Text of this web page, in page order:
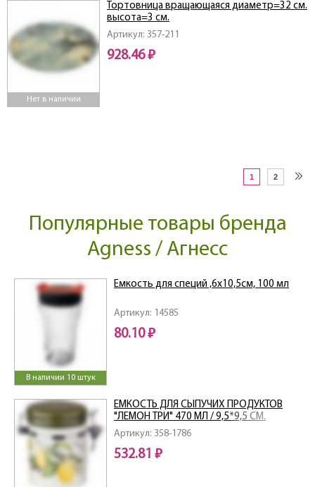
Нет в наличии
Артикул: 357-211
Тортовница вращающаяся диаметр=32 см.
высота=3 см.
928.46 ₽
1 2
Популярные товары бренда
Agness / Агнесс
В наличии 10 штук
Артикул: 14585
Емкость для специй ,6х10,5см, 100 мл
80.10 ₽
Артикул: 358-1786
ЕМКОСТЬ ДЛЯ СЫПУЧИХ ПРОДУКТОВ
"ЛЕМОН ТРИ" 470 МЛ / 9,5*9,5 СМ.
ВЫСОТА=13 СМ
532.81 ₽